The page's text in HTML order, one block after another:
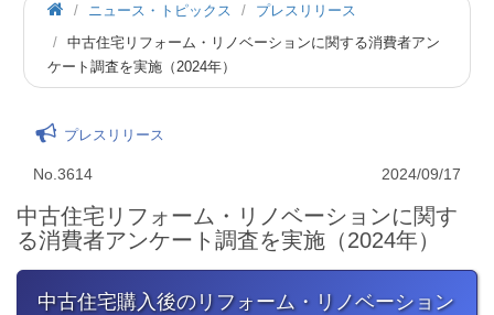
ニュース・トピックス
プレスリリース
中古住宅リフォーム・リノベーションに関する消費者アン
ケート調査を実施（2024年）
プレスリリース
No.3614 2024/09/17
中古住宅リフォーム・リノベーションに関す
る消費者アンケート調査を実施（2024年）
中古住宅購入後のリフォーム・リノベーション